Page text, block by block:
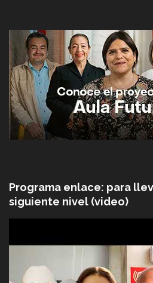
Programa enlace: para
siguiente nivel (video)